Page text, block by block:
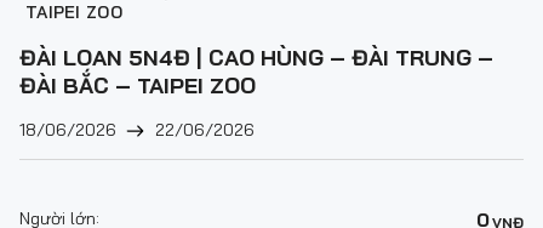
TAIPEI ZOO
ĐÀI LOAN 5N4Đ | CAO HÙNG – ĐÀI TRUNG –
ĐÀI BẮC – TAIPEI ZOO
18/06/2026 22/06/2026
Người lớn: 0VNĐ